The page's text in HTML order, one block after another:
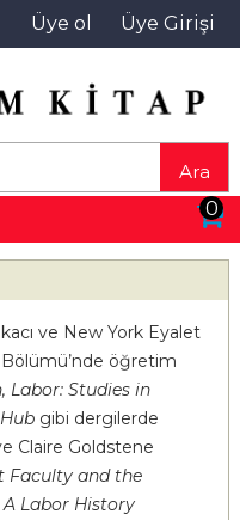
Üye ol Üye Girişi
Ara
0
ve New York Eyalet
öğretim
Labor: Studies in
gibi dergilerde
Claire Goldstene
Faculty and the
Labor History